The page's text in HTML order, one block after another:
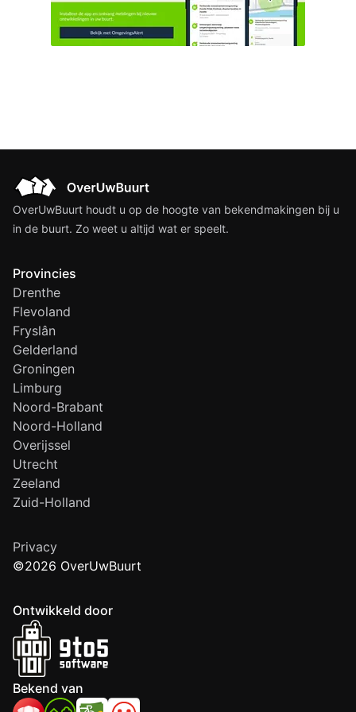
OverUwBuurt houdt u op de hoogte van bekendmakingen bij u
in de buurt. Zo weet u altijd wat er speelt.
Provincies
Drenthe
Flevoland
Fryslân
Gelderland
Groningen
Limburg
Noord-Brabant
Noord-Holland
Overijssel
Utrecht
Zeeland
Zuid-Holland
Privacy
©2026 OverUwBuurt
Ontwikkeld door
Bekend van